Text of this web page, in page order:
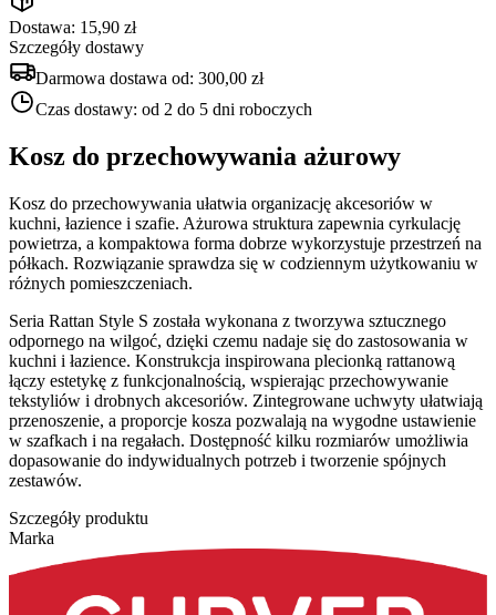
Dostawa: 15,90 zł
Szczegóły dostawy
Darmowa dostawa od: 300,00 zł
Czas dostawy: od 2 do 5 dni roboczych
Kosz do przechowywania ażurowy
Kosz do przechowywania ułatwia organizację akcesoriów w
kuchni, łazience i szafie. Ażurowa struktura zapewnia cyrkulację
powietrza, a kompaktowa forma dobrze wykorzystuje przestrzeń na
półkach. Rozwiązanie sprawdza się w codziennym użytkowaniu w
różnych pomieszczeniach.
Seria Rattan Style S została wykonana z tworzywa sztucznego
odpornego na wilgoć, dzięki czemu nadaje się do zastosowania w
kuchni i łazience. Konstrukcja inspirowana plecionką rattanową
łączy estetykę z funkcjonalnością, wspierając przechowywanie
tekstyliów i drobnych akcesoriów. Zintegrowane uchwyty ułatwiają
przenoszenie, a proporcje kosza pozwalają na wygodne ustawienie
w szafkach i na regałach. Dostępność kilku rozmiarów umożliwia
dopasowanie do indywidualnych potrzeb i tworzenie spójnych
zestawów.
Szczegóły produktu
Marka